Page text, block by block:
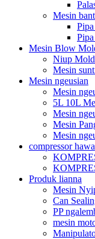
Mesin
Mesin Blow
Niup
Mesin
Mesin ngeusian
Mesin
5L 10L
Mesin
Mesin
Mesin
compressor hawa
Produk lianna
Mesin
Can
PP
mesin